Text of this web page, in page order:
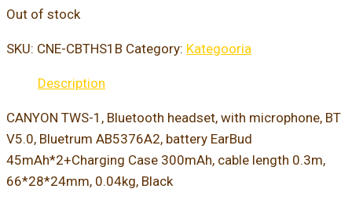
Out of stock
SKU: CNE-CBTHS1B Category: Kategooria
Description
CANYON TWS-1, Bluetooth headset, with microphone, BT
V5.0, Bluetrum AB5376A2, battery EarBud
45mAh*2+Charging Case 300mAh, cable length 0.3m,
66*28*24mm, 0.04kg, Black